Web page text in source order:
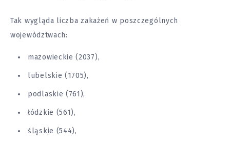
Tak wygląda liczba zakażeń w poszczególnych
województwach:
mazowieckie (2037),
lubelskie (1705),
podlaskie (761),
łódzkie (561),
śląskie (544),